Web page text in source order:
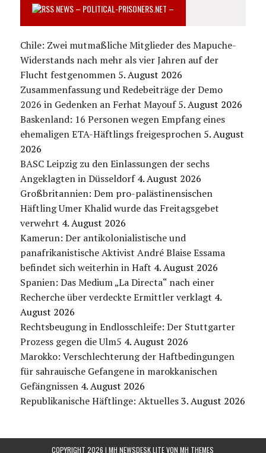
NEWS – POLITICAL-PRISONERS.NET –
Chile: Zwei mutmaßliche Mitglieder des Mapuche-
Widerstands nach mehr als vier Jahren auf der
Flucht festgenommen 5. August 2026
Zusammenfassung und Redebeiträge der Demo
2026 in Gedenken an Ferhat Mayouf 5. August 2026
Baskenland: 16 Personen wegen Empfang eines
ehemaligen ETA-Häftlings freigesprochen 5. August
2026
BASC Leipzig zu den Einlassungen der sechs
Angeklagten in Düsseldorf 4. August 2026
Großbritannien: Dem pro-palästinensischen
Häftling Umer Khalid wurde das Freitagsgebet
verwehrt 4. August 2026
Kamerun: Der antikolonialistische und
panafrikanistische Aktivist André Blaise Essama
befindet sich weiterhin in Haft 4. August 2026
Spanien: Das Medium „La Directa“ nach einer
Recherche über verdeckte Ermittler verklagt 4.
August 2026
Rechtsbeugung in Endlosschleife: Der Stuttgarter
Prozess gegen die Ulm5 4. August 2026
Marokko: Verschlechterung der Haftbedingungen
für sahrauische Gefangene in marokkanischen
Gefängnissen 4. August 2026
Republikanische Häftlinge: Aktuelles 3. August 2026
COPYRIGHT 2026 | MH NEWSDESK LITE VONMH THEMES